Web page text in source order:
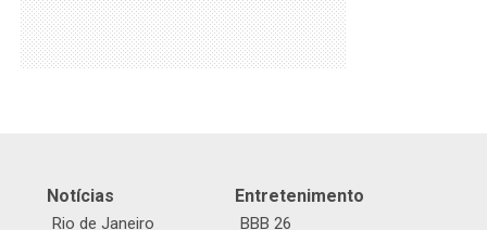
Notícias
Rio de Janeiro
Entretenimento
BBB 26